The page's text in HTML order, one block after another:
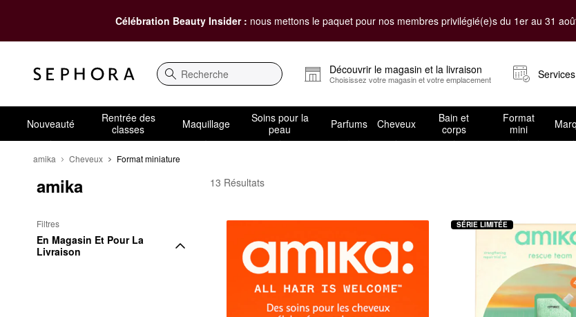
Célébration Beauty Insider : nous mettons le paquet pour nos membres privilégié(e)s du 1er au 31
Recherche
Découvrir le magasin et la livraison
Choisissez votre magasin et votre emplacement
Nouveauté
Rentrée des
classes
Maquillage
Soins pour la
peau
Parfums Cheveux
Bain et
corps
Format
mini
amika Cheveux Format miniature
amika
Filtres
En Magasin Et Pour La
Livraison
amika Format miniature
13 Résultats
SÉRIE LIMITÉE